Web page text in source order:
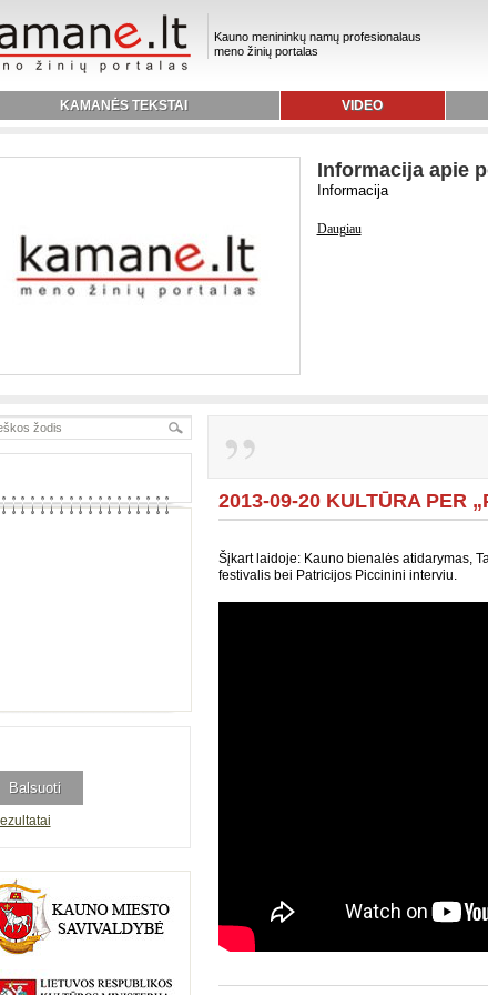
Kauno menininkų namų profesionalaus
meno žinių portalas
KAMANĖS TEKSTAI VIDEO
Informacija apie
Informacija
Daugiau
2013-09-20 KULTŪRA PER
Šįkart laidoje: Kauno bienalės atidarymas,
festivalis bei Patricijos Piccinini interviu.